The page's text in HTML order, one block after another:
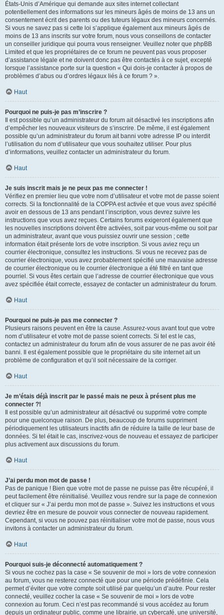
États-Unis d’Amérique qui demande aux sites internet collectant
potentiellement des informations sur les mineurs âgés de moins de 13 ans un
consentement écrit des parents ou des tuteurs légaux des mineurs concernés.
Si vous ne savez pas si cette loi s’applique également aux mineurs âgés de
moins de 13 ans inscrits sur votre forum, nous vous conseillons de contacter
un conseiller juridique qui pourra vous renseigner. Veuillez noter que phpBB
Limited et que les propriétaires de ce forum ne peuvent pas vous proposer
d’assistance légale et ne doivent donc pas être contactés à ce sujet, excepté
lorsque l’assistance porte sur la question « Qui dois-je contacter à propos de
problèmes d’abus ou d’ordres légaux liés à ce forum ? ».
Haut
Pourquoi ne puis-je pas m’inscrire ?
Il est possible qu’un administrateur du forum ait désactivé les inscriptions afin
d’empêcher les nouveaux visiteurs de s’inscrire. De même, il est également
possible qu’un administrateur du forum ait banni votre adresse IP ou interdit
l’utilisation du nom d’utilisateur que vous souhaitez utiliser. Pour plus
d’informations, veuillez contacter un administrateur du forum.
Haut
Je suis inscrit mais je ne peux pas me connecter !
Vérifiez en premier lieu que votre nom d’utilisateur et votre mot de passe soient
corrects. Si la fonctionnalité de la COPPA est activée et que vous avez spécifié
avoir en dessous de 13 ans pendant l’inscription, vous devrez suivre les
instructions que vous avez reçues. Certains forums exigeront également que
les nouvelles inscriptions doivent être activées, soit par vous-même ou soit par
un administrateur, avant que vous puissiez ouvrir une session ; cette
information était présente lors de votre inscription. Si vous aviez reçu un
courrier électronique, consultez les instructions. Si vous ne recevez pas de
courrier électronique, vous avez probablement spécifié une mauvaise adresse
de courrier électronique ou le courrier électronique a été filtré en tant que
pourriel. Si vous êtes certain que l’adresse de courrier électronique que vous
avez spécifiée était correcte, essayez de contacter un administrateur du forum.
Haut
Pourquoi ne puis-je pas me connecter ?
Plusieurs raisons peuvent en être la cause. Assurez-vous avant tout que votre
nom d’utilisateur et votre mot de passe soient corrects. Si tel est le cas,
contactez un administrateur du forum afin de vous assurer de ne pas avoir été
banni. Il est également possible que le propriétaire du site internet ait un
problème de configuration et qu’il soit nécessaire de la corriger.
Haut
Je m’étais déjà inscrit par le passé mais ne peux à présent plus me
connecter ?!
Il est possible qu’un administrateur ait désactivé ou supprimé votre compte
pour une quelconque raison. De plus, beaucoup de forums suppriment
périodiquement les utilisateurs inactifs afin de réduire la taille de leur base de
données. Si tel était le cas, inscrivez-vous de nouveau et essayez de participer
plus activement aux discussions du forum.
Haut
J’ai perdu mon mot de passe !
Pas de panique ! Bien que votre mot de passe ne puisse pas être récupéré, il
peut facilement être réinitialisé. Veuillez vous rendre sur la page de connexion
et cliquer sur « J’ai perdu mon mot de passe ». Suivez les instructions et vous
devriez être en mesure de pouvoir vous connecter de nouveau rapidement.
Cependant, si vous ne pouvez pas réinitialiser votre mot de passe, nous vous
invitons à contacter un administrateur du forum.
Haut
Pourquoi suis-je déconnecté automatiquement ?
Si vous ne cochez pas la case « Se souvenir de moi » lors de votre connexion
au forum, vous ne resterez connecté que pour une période prédéfinie. Cela
permet d’éviter que votre compte soit utilisé par quelqu’un d’autre. Pour rester
connecté, veuillez cocher la case « Se souvenir de moi » lors de votre
connexion au forum. Ceci n’est pas recommandé si vous accédez au forum
depuis un ordinateur public, comme une librairie, un cybercafé, une université,